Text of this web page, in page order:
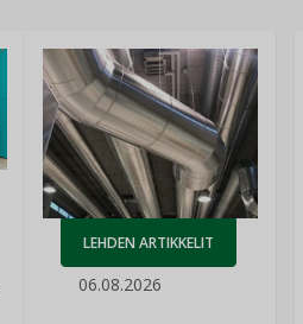
LEHDEN ARTIKKELIT
06.08.2026